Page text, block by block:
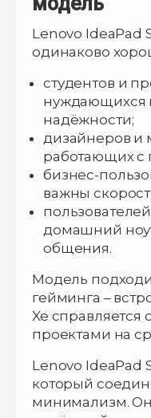
Lenovo IdeaPad
одинаково
студентов и
нуждающихся
надёжности;
дизайнеров и
работающих с
бизнес-
важны
домашний
общения.
Модель
гейминга –
Xe
проектами на
Lenovo IdeaPad
который
минимализм.